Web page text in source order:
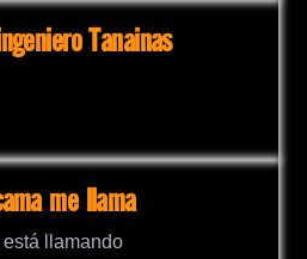
Tanainas
me llama